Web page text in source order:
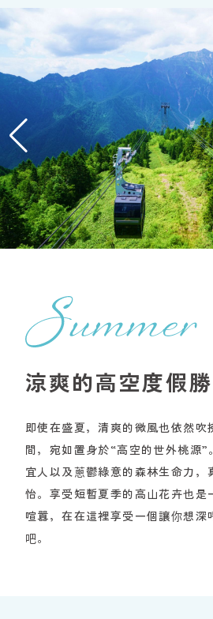
涼爽的高空度假勝
即使在盛夏，清爽的微風也依然吹
間，宛如置身於“高空的世外桃源”
宜人以及蔥鬱綠意的森林生命力，
怡。享受短暫夏季的高山花卉也是
喧囂，在在這裡享受一個讓你想深
吧。